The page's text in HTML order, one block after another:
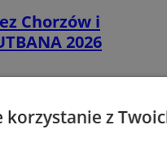
Chorzów i
2026
z